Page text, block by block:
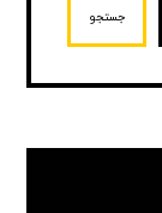
جستجو